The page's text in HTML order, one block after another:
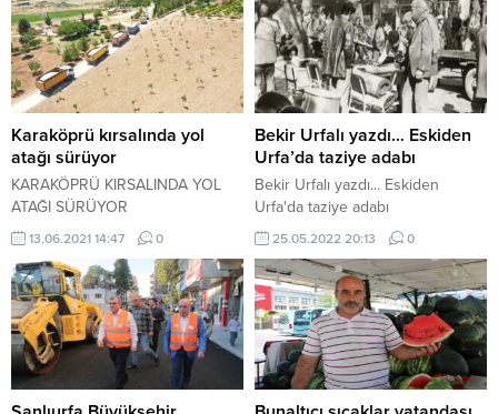
Karaköprü kırsalında yol
atağı sürüyor
KARAKÖPRÜ KIRSALINDA YOL
ATAĞI SÜRÜYOR
13.06.2021 14:47 0
Bekir Urfalı yazdı… Eskiden
Urfa’da taziye adabı
Bekir Urfalı yazdı... Eskiden
Urfa'da taziye adabı
25.05.2022 20:13 0